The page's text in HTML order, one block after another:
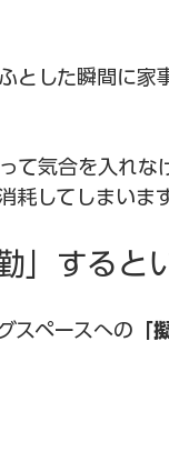
とした瞬間に家
て気合を入れな
耗してしまいます
」すると
スペースへの 「